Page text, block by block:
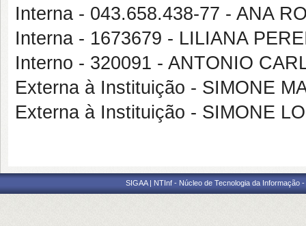
Interna - 043.658.438-77 - ANA
Interna - 1673679 - LILIANA
Interno - 320091 - ANTONIO
Externa à Instituição - SIMONE
Externa à Instituição - SIMONE
SIGAA | NTInf - Núcleo de Tecnologia da